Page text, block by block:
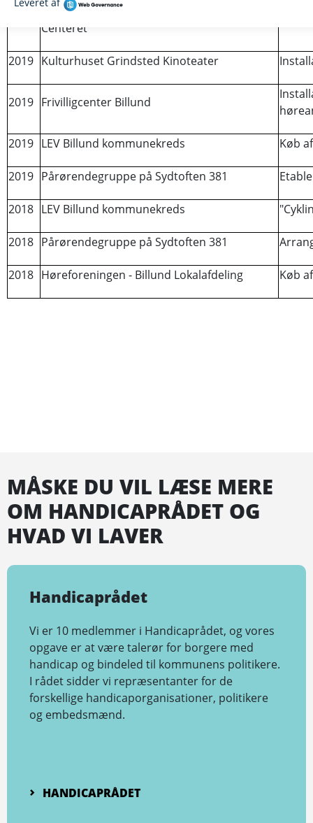
Lynghedeskolen Specialundervisnings
Centeret
2019 Kulturhuset Grindsted Kinoteater
2019 Frivilligcenter Billund
2019 LEV Billund kommunekreds Køb
2019 Pårørendegruppe på Sydtoften 381
2018 LEV Billund kommunekreds
2018 Pårørendegruppe på Sydtoften 381
2018 Høreforeningen - Billund Lokalafdeling Køb
MÅSKE DU VIL LÆSE MERE
OM HANDICAPRÅDET OG
HVAD VI LAVER
Handicaprådet
Vi er 10 medlemmer i Handicaprådet, og vores
opgave er at være talerør for borgere med
handicap og bindeled til kommunens politikere.
I rådet sidder vi repræsentanter for de
forskellige handicaporganisationer, politikere
og embedsmænd.
HANDICAPRÅDET